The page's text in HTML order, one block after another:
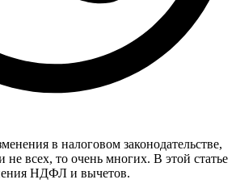
в налоговом законодательстве,
не всех, то очень многих. В этой статье
НДФЛ и вычетов.